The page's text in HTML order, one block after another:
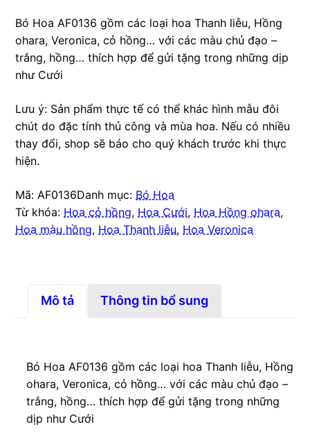
Bó Hoa AF0136 gồm các loại hoa Thanh liễu, Hồng
ohara, Veronica, cỏ hồng… với các màu chủ đạo –
trắng, hồng… thích hợp để gửi tặng trong những dịp
như Cưới
Lưu ý: Sản phẩm thực tế có thể khác hình mẫu đôi
chút do đặc tính thủ công và mùa hoa. Nếu có nhiều
thay đổi, shop sẽ báo cho quý khách trước khi thực
hiện.
Mã: AF0136Danh mục: Bó Hoa
Từ khóa: Hoa cỏ hồng, Hoa Cưới, Hoa Hồng ohara,
Hoa màu hồng, Hoa Thanh liễu, Hoa Veronica
Mô tả Thông tin bổ sung
Bó Hoa AF0136 gồm các loại hoa Thanh liễu, Hồng
ohara, Veronica, cỏ hồng… với các màu chủ đạo –
trắng, hồng… thích hợp để gửi tặng trong những
dịp như Cưới